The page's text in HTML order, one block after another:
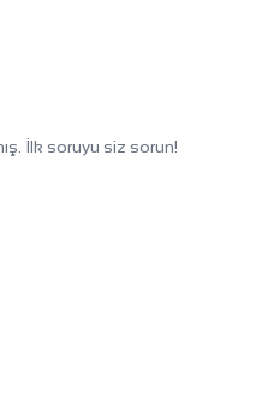
İlk soruyu siz sorun!